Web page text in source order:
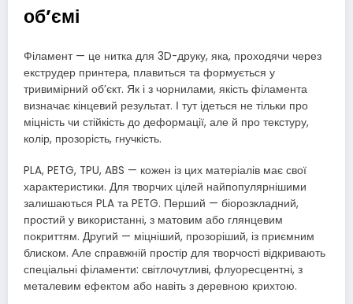
об’ємі
Філамент — це нитка для 3D-друку, яка, проходячи через
екструдер принтера, плавиться та формується у
тривимірний об’єкт. Як і з чорнилами, якість філамента
визначає кінцевий результат. І тут ідеться не тільки про
міцність чи стійкість до деформації, але й про текстуру,
колір, прозорість, гнучкість.
PLA, PETG, TPU, ABS — кожен із цих матеріалів має свої
характеристики. Для творчих цілей найпопулярнішими
залишаються PLA та PETG. Перший — біорозкладний,
простий у використанні, з матовим або глянцевим
покриттям. Другий — міцніший, прозоріший, із приємним
блиском. Але справжній простір для творчості відкривають
спеціальні філаменти: світлочутливі, флуоресцентні, з
металевим ефектом або навіть з деревною крихтою.